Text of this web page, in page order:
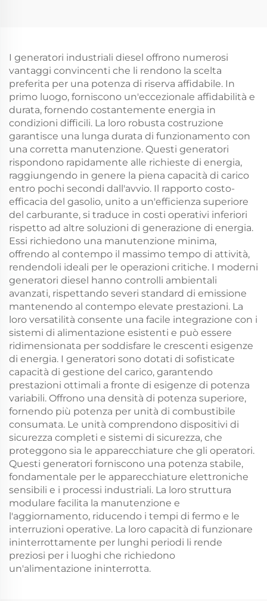
I generatori industriali diesel offrono numerosi
vantaggi convincenti che li rendono la scelta
preferita per una potenza di riserva affidabile. In
primo luogo, forniscono un'eccezionale affidabilità e
durata, fornendo costantemente energia in
condizioni difficili. La loro robusta costruzione
garantisce una lunga durata di funzionamento con
una corretta manutenzione. Questi generatori
rispondono rapidamente alle richieste di energia,
raggiungendo in genere la piena capacità di carico
entro pochi secondi dall'avvio. Il rapporto costo-
efficacia del gasolio, unito a un'efficienza superiore
del carburante, si traduce in costi operativi inferiori
rispetto ad altre soluzioni di generazione di energia.
Essi richiedono una manutenzione minima,
offrendo al contempo il massimo tempo di attività,
rendendoli ideali per le operazioni critiche. I moderni
generatori diesel hanno controlli ambientali
avanzati, rispettando severi standard di emissione
mantenendo al contempo elevate prestazioni. La
loro versatilità consente una facile integrazione con i
sistemi di alimentazione esistenti e può essere
ridimensionata per soddisfare le crescenti esigenze
di energia. I generatori sono dotati di sofisticate
capacità di gestione del carico, garantendo
prestazioni ottimali a fronte di esigenze di potenza
variabili. Offrono una densità di potenza superiore,
fornendo più potenza per unità di combustibile
consumata. Le unità comprendono dispositivi di
sicurezza completi e sistemi di sicurezza, che
proteggono sia le apparecchiature che gli operatori.
Questi generatori forniscono una potenza stabile,
fondamentale per le apparecchiature elettroniche
sensibili e i processi industriali. La loro struttura
modulare facilita la manutenzione e
l'aggiornamento, riducendo i tempi di fermo e le
interruzioni operative. La loro capacità di funzionare
ininterrottamente per lunghi periodi li rende
preziosi per i luoghi che richiedono
un'alimentazione ininterrotta.